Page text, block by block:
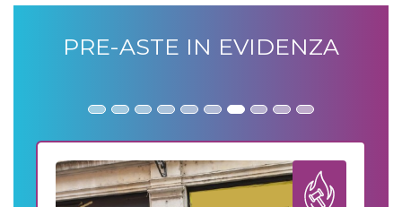
PRE-ASTE IN EVIDENZA